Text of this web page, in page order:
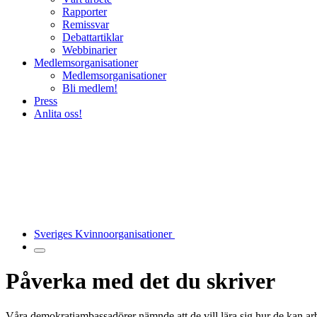
Rapporter
Remissvar
Debattartiklar
Webbinarier
Medlemsorganisationer
Medlemsorganisationer
Bli medlem!
Press
Anlita oss!
Sveriges Kvinnoorganisationer
Påverka med det du skriver